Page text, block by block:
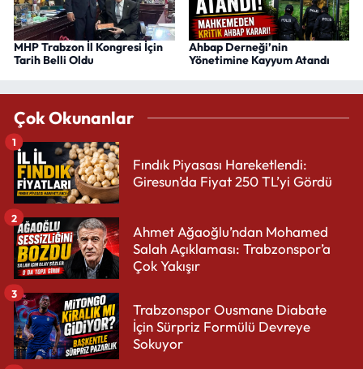
MHP Trabzon İl Kongresi İçin
Tarih Belli Oldu
Ahbap Derneği’nin
Yönetimine Kayyum Atandı
Çok Okunanlar
Fındık Piyasası Hareketlendi:
Giresun’da Fiyat 250 TL’yi Gördü
1
Ahmet Ağaoğlu’ndan Mohamed
Salah Açıklaması: Trabzonspor’a
Çok Yakışır
2
Trabzonspor Ousmane Diabate
İçin Sürpriz Formülü Devreye
Sokuyor
3